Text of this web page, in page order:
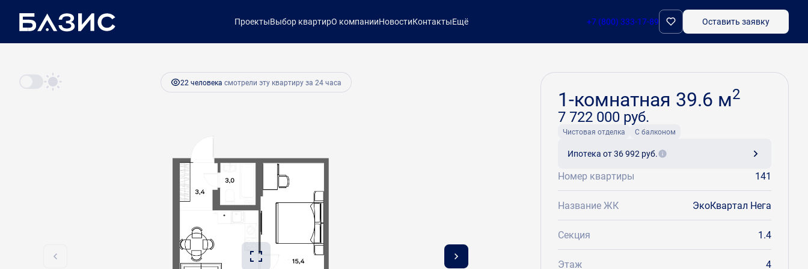
ПроектыВыбор квартирО компанииНовостиКонтактыЕщё +7 (800) 333-17-89 Оставить заявку
1-комнатная 39.6 м Ипотекаот 36 992 руб. Забронировать
22 человекa смотрели эту квартиру за 24 часа
1-комнатная 39.6 м2
7 722 000 руб.
Чистовая отделка С балконом
Ипотека от 36 992 руб.
Номер квартиры 141
Название ЖК ЭкоКвартал Нега
Секция 1.4
Этаж 4